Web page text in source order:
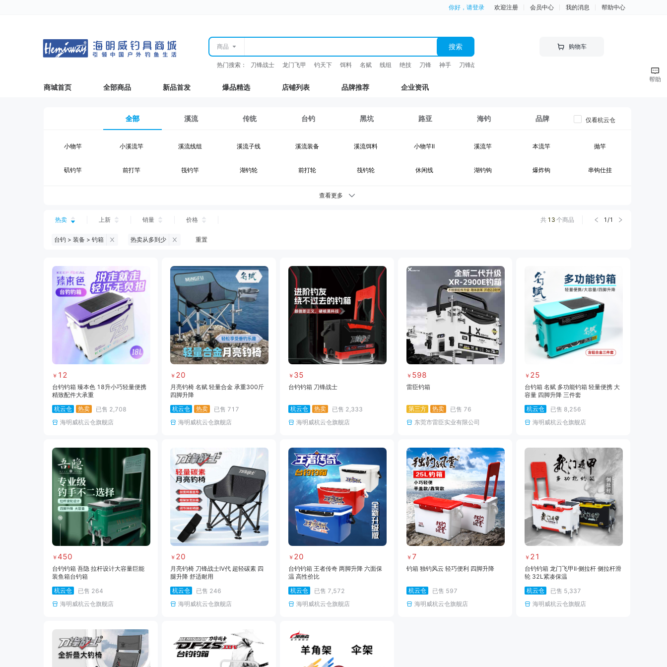
你好，请登录 欢迎注册 会员中心 我的消息 帮助中心
商品 搜索
热门搜索： 刀锋战士 龙门飞甲 钓天下 饵料 名赋 线组 绝技 刀锋 神手 刀锋战士 竿
购物车
商城首页 全部商品 新品首发 爆品精选 店铺列表 品牌推荐 企业资讯
全部 溪流 传统 台钓 黑坑 路亚 海钓 品牌
小物竿 小溪流竿 溪流线组 溪流子线 溪流装备 溪流饵料 小物竿II 溪流竿 本流竿 抛竿
矶钓竿 前打竿 筏钓竿 湖钓轮 前打轮 筏钓轮 休闲线 湖钓钩 爆炸钩 串钩仕挂
台钓仕挂 台钓钩 台钓竿包 鱼护
钓鱼伞 台钓服饰 台钓装备
黑坑浮漂 黑坑钓灯 黑坑网架 黑坑钓箱 黑坑竿包 黑坑鱼护 黑坑钓伞
黑坑饵料 马口竿 雷强竿 路亚轮 水滴轮 路亚线 路亚钩饵 路亚配件
路亚装备 海钓竿 海钓轮 海钓线 海钓钩 海钓钓组 海钓配件 海钓装备 海钓饵料 临时专用
查看更多
仅看杭云仓
热卖 上新 销量 价格 共 13 个商品 1 /1
台钓 > 装备 > 钓箱 热卖从多到少 重置
￥ 12
台钓钓箱 臻本色 18升小巧轻量便携
精致配件大承重
杭云仓
热卖 已售 2,708
海明威杭云仓旗舰店
￥ 20
月亮钓椅 名赋 轻量合金 承重300斤
四脚升降
杭云仓
热卖 已售 717
海明威杭云仓旗舰店
￥ 35
台钓钓箱 刀锋战士
杭云仓 热卖 已售 2,333
海明威杭云仓旗舰店
￥ 598
雷臣钓箱
第三方 热卖 已售 76
东莞市雷臣实业有限公司
￥ 25
台钓箱 名赋 多功能钓箱 轻量便携 大
容量 四脚升降 三件套
杭云仓
已售 8,256
海明威杭云仓旗舰店
￥ 450
台钓钓箱 吾隐 拉杆设计大容量巨能
装鱼箱台钓箱
杭云仓
已售 264
海明威杭云仓旗舰店
￥ 20
月亮钓椅 刀锋战士IV代 超轻碳素 四
腿升降 舒适耐用
杭云仓
已售 246
海明威杭云仓旗舰店
￥ 20
台钓钓箱 王者传奇 两脚升降 六面保
温 高性价比
杭云仓
已售 7,572
海明威杭云仓旗舰店
￥ 7
钓箱 独钓风云 轻巧便利 四脚升降
杭云仓 已售 597
海明威杭云仓旗舰店
￥ 21
台钓钓箱 龙门飞甲II·侧拉杆 侧拉杆滑
轮 32L紧凑保温
杭云仓
已售 5,337
海明威杭云仓旗舰店
帮助